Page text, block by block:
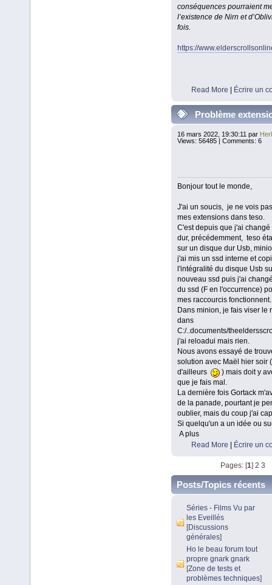
conséquences pourraient
l’existence de Nirn et
fois.
https://
Read More | Écrire un
Problème
16 mars 2022, 19:30:11 par
Views: 56485 | Comments: 6
Bonjour tout le monde,
J'ai un soucis, je ne vois
mes extensions dans teso.
C'est depuis que j'ai
dur, précédemment, teso
sur un disque dur Usb,
j'ai mis un ssd interne et
l'intégralité du disque Usb
nouveau ssd puis j'ai
du ssd (F en l'occurrence)
mes raccourcis fonctionnent.
Dans minion, je fais viser le
dans
C:/..documents/
j'ai reloadui mais rien.
Nous avons essayé de
solution avec Maël hier soir
d'ailleurs
) mais doit y
que je fais mal.
La dernière fois Gortack
de la panade, pourtant je
oublier, mais du coup j'ai
Si quelqu'un a un idée ou
A plus
Read More
Écrire un
Pages: [1] 2 3
Posts/Topics récents
Séries - Films Vu par
les Eveillés
[Discussions
générales]
Ho le beau forum tout
propre gnark gnark
[Zone de tests et
problèmes techniques]